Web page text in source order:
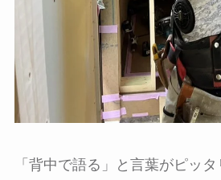
「背中で語る」と言葉がピッ